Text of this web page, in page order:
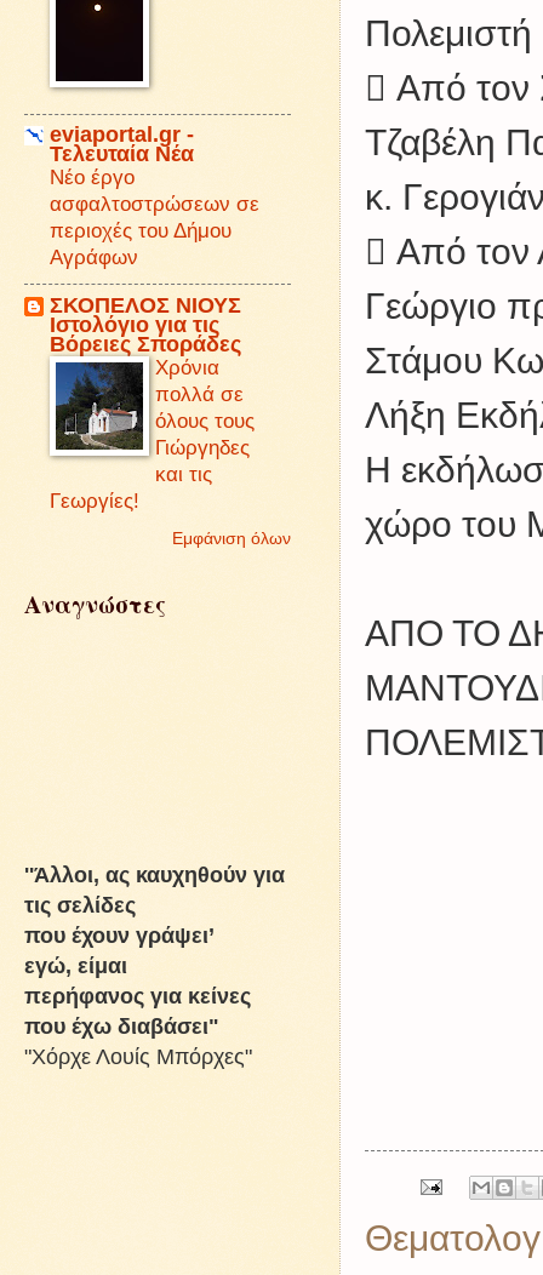
 Από τον
Τζαβέλη
κ.
 Από τον
Γεώργιο
Στάμου
Λήξη
Η
χώρο του
ΑΠΟ ΤΟ
eviaportal.gr -
Τελευταία Νέα
Νέο έργο
ασφαλτοστρώσεων σε
περιοχές του Δήμου
Αγράφων
ΣΚΟΠΕΛΟΣ ΝΙΟΥΣ
Iστολόγιο για τις
Βόρειες Σποράδες
Χρόνια
πολλά σε
όλους τους
Γιώργηδες
και τις
Γεωργίες!
Εμφάνιση όλων
Αναγνώστες
''Άλλοι, ας καυχηθούν για
τις σελίδες
που έχουν γράψει’
εγώ, είμαι
περήφανος για κείνες
που έχω διαβάσει"
"Χόρχε Λουίς Μπόρχες"